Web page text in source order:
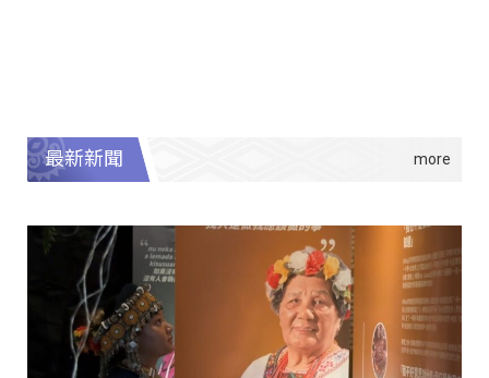
最新新聞